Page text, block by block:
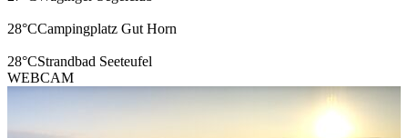
28°CCampingplatz Gut Horn
28°CStrandbad Seeteufel
WEBCAM